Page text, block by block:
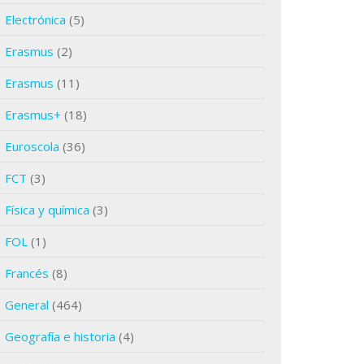
Electrónica (5)
Erasmus (2)
Erasmus (11)
Erasmus+ (18)
Euroscola (36)
FCT (3)
Física y química (3)
FOL (1)
Francés (8)
General (464)
Geografía e historia (4)